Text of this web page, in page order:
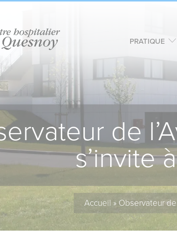
PRATIQUE
de
s’invite
Accueil » Observateur